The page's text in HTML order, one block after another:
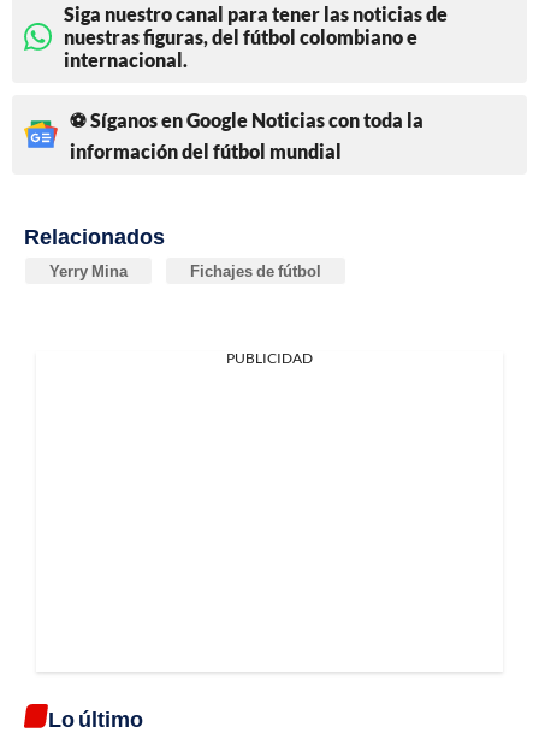
Siga nuestro canal para tener las noticias de
nuestras figuras, del fútbol colombiano e
internacional.
⚽ Síganos en Google Noticias con toda la
información del fútbol mundial
Relacionados
Yerry Mina Fichajes de fútbol
PUBLICIDAD
Lo último